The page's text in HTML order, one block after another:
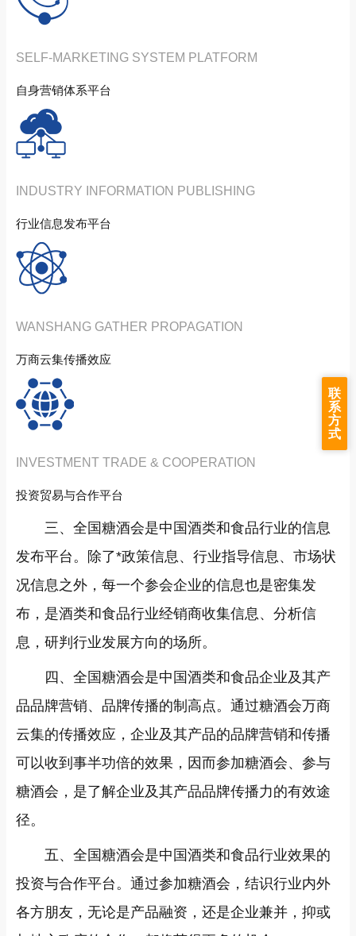
SELF-MARKETING SYSTEM PLATFORM
自身营销体系平台
INDUSTRY INFORMATION PUBLISHING
行业信息发布平台
WANSHANG GATHER PROPAGATION
万商云集传播效应
INVESTMENT TRADE & COOPERATION
投资贸易与合作平台
三、全国糖酒会是中国酒类和食品行业的信息
发布平台。除了*政策信息、行业指导信息、市场状
况信息之外，每一个参会企业的信息也是密集发
布，是酒类和食品行业经销商收集信息、分析信
息，研判行业发展方向的场所。
四、全国糖酒会是中国酒类和食品企业及其产
品品牌营销、品牌传播的制高点。通过糖酒会万商
云集的传播效应，企业及其产品的品牌营销和传播
可以收到事半功倍的效果，因而参加糖酒会、参与
糖酒会，是了解企业及其产品品牌传播力的有效途
径。
五、全国糖酒会是中国酒类和食品行业效果的
投资与合作平台。通过参加糖酒会，结识行业内外
各方朋友，无论是产品融资，还是企业兼并，抑或
联
系
方
式